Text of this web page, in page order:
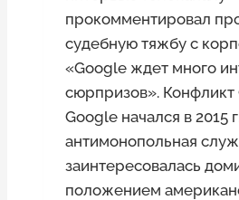
прокомментировал
судебную тяжбу с
«Google ждет много
сюрпризов».
Google начался в 2015
антимонопольная
заинтересовалась
положением